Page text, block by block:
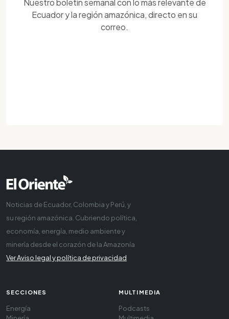
Nuestro boletín semanal con lo más relevante de
Ecuador y la región amazónica, directo en su
correo.
Noticias de Ecuador, Colombia y Perú, y
su región amazónica. Cubriendo política,
economía, energía, medio ambiente y
minería desde el corazón de la Amazonía
Ver Aviso legal y política de privacidad
SECCIONES
Energía
MULTIMEDIA
Podcasts